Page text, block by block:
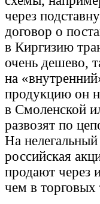
через
договор о
в Киргизию
очень дешево,
на
продукцию он
в Смоленской
развозят по
На
российская
продают через
чем в торговых